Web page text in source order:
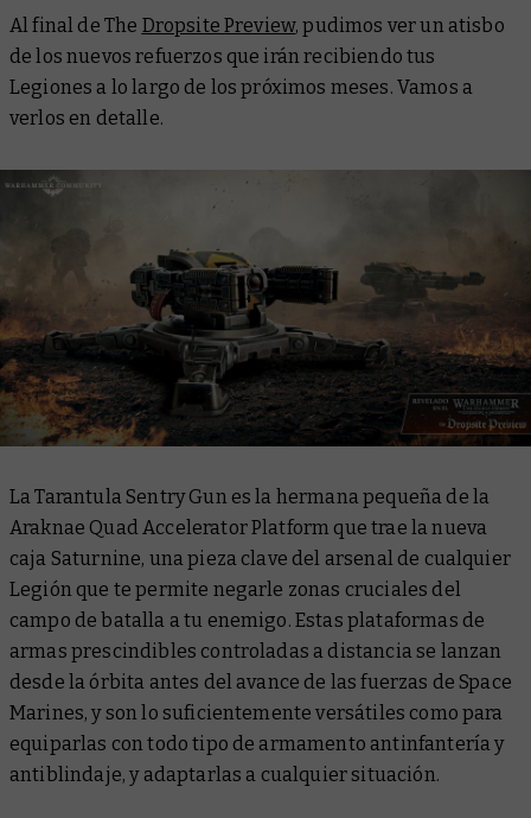
Al final de The Dropsite Preview, pudimos ver un atisbo
de los nuevos refuerzos que irán recibiendo tus
Legiones a lo largo de los próximos meses. Vamos a
verlos en detalle.
La Tarantula Sentry Gun es la hermana pequeña de la
Araknae Quad Accelerator Platform que trae la nueva
caja Saturnine, una pieza clave del arsenal de cualquier
Legión que te permite negarle zonas cruciales del
campo de batalla a tu enemigo. Estas plataformas de
armas prescindibles controladas a distancia se lanzan
desde la órbita antes del avance de las fuerzas de Space
Marines, y son lo suficientemente versátiles como para
equiparlas con todo tipo de armamento antinfantería y
antiblindaje, y adaptarlas a cualquier situación.